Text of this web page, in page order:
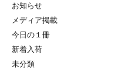
お知らせ
メディア掲載
今日の１冊
新着入荷
未分類